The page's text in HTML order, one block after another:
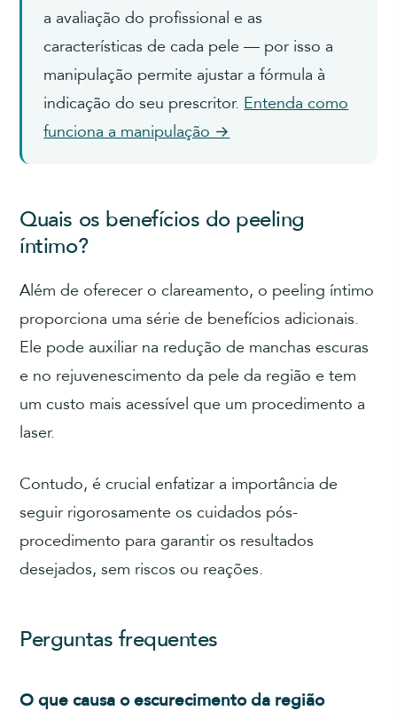
a avaliação do profissional e as
características de cada pele — por isso a
manipulação permite ajustar a fórmula à
indicação do seu prescritor. Entenda como
funciona a manipulação →
Quais os benefícios do peeling
íntimo?
Além de oferecer o clareamento, o peeling íntimo
proporciona uma série de benefícios adicionais.
Ele pode auxiliar na redução de manchas escuras
e no rejuvenescimento da pele da região e tem
um custo mais acessível que um procedimento a
laser.
Contudo, é crucial enfatizar a importância de
seguir rigorosamente os cuidados pós-
procedimento para garantir os resultados
desejados, sem riscos ou reações.
Perguntas frequentes
O que causa o escurecimento da região